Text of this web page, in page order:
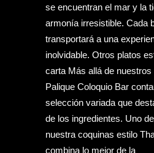
se encuentran el mar y la
armonía irresistible. Cada
transportará a una
inolvidable. Otros platos
carta Más allá de
Palique Coloquio Bar
selección variada que
de los ingredientes. Uno
nuestra coquinas estilo
combina lo mejor de la